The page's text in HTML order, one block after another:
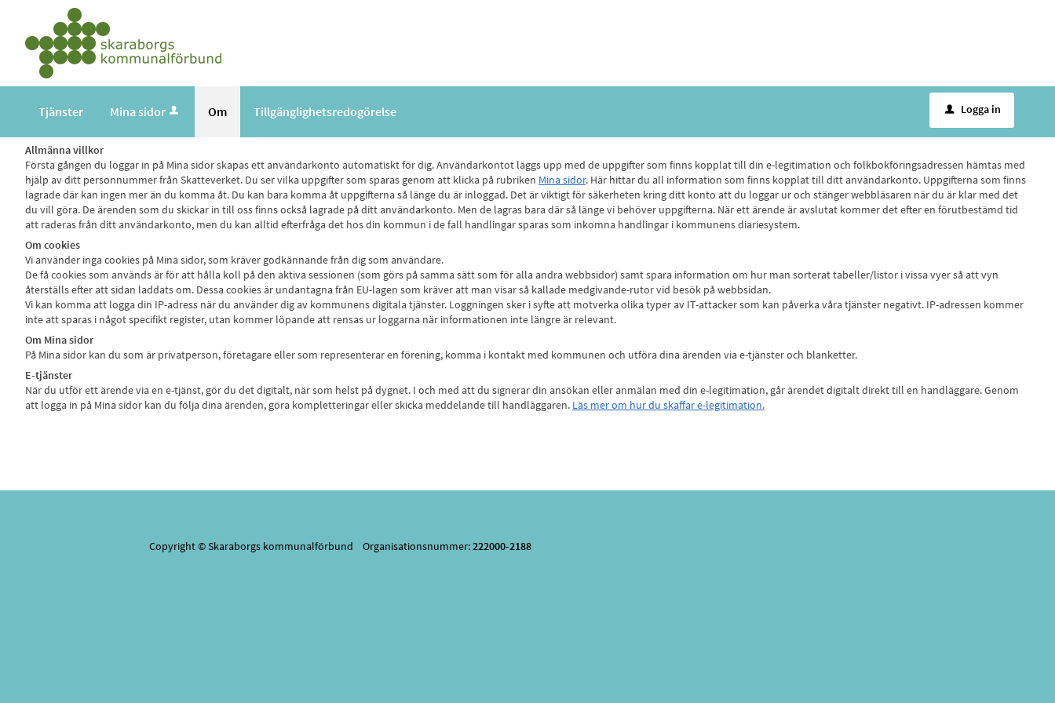
Tjänster Mina sidor Om Tillgänglighetsredogörelse u Logga in
Allmänna villkor
Första gången du loggar in på Mina sidor skapas ett användarkonto automatiskt för dig. Användarkontot läggs upp med de uppgifter som finns kopplat till din e-legitimation och folkbokföringsadressen hämtas med
hjälp av ditt personnummer från Skatteverket. Du ser vilka uppgifter som sparas genom att klicka på rubriken Mina sidor. Här hittar du all information som finns kopplat till ditt användarkonto. Uppgifterna som finns
lagrade där kan ingen mer än du komma åt. Du kan bara komma åt uppgifterna så länge du är inloggad. Det är viktigt för säkerheten kring ditt konto att du loggar ur och stänger webbläsaren när du är klar med det
du vill göra. De ärenden som du skickar in till oss finns också lagrade på ditt användarkonto. Men de lagras bara där så länge vi behöver uppgifterna. När ett ärende är avslutat kommer det efter en förutbestämd tid
att raderas från ditt användarkonto, men du kan alltid efterfråga det hos din kommun i de fall handlingar sparas som inkomna handlingar i kommunens diariesystem.
Om cookies
Vi använder inga cookies på Mina sidor, som kräver godkännande från dig som användare.
De få cookies som används är för att hålla koll på den aktiva sessionen (som görs på samma sätt som för alla andra webbsidor) samt spara information om hur man sorterat tabeller/listor i vissa vyer så att vyn
återställs efter att sidan laddats om. Dessa cookies är undantagna från EU-lagen som kräver att man visar så kallade medgivande-rutor vid besök på webbsidan.
Vi kan komma att logga din IP-adress när du använder dig av kommunens digitala tjänster. Loggningen sker i syfte att motverka olika typer av IT-attacker som kan påverka våra tjänster negativt. IP-adressen kommer
inte att sparas i något specifikt register, utan kommer löpande att rensas ur loggarna när informationen inte längre är relevant.
Om Mina sidor
På Mina sidor kan du som är privatperson, företagare eller som representerar en förening, komma i kontakt med kommunen och utföra dina ärenden via e-tjänster och blanketter.
E-tjänster
När du utför ett ärende via en e-tjänst, gör du det digitalt, när som helst på dygnet. I och med att du signerar din ansökan eller anmälan med din e-legitimation, går ärendet digitalt direkt till en handläggare. Genom
att logga in på Mina sidor kan du följa dina ärenden, göra kompletteringar eller skicka meddelande till handläggaren. Läs mer om hur du skaffar e-legitimation.
Copyright © Skaraborgs kommunalförbund Organisationsnummer:222000-2188